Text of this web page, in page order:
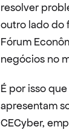
resolver
outro lado do
Fórum
negócios no
É por isso
apresentam
CECyber,